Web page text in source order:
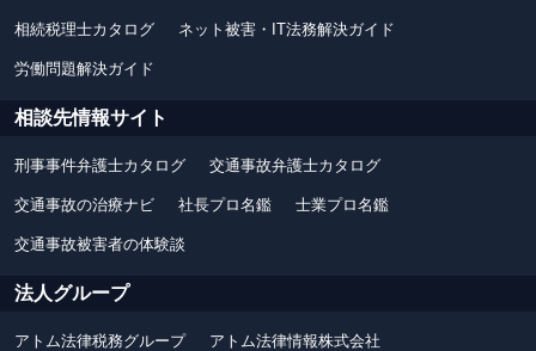
相続税理士カタログ ネット被害・IT法務解決ガイド
労働問題解決ガイド
相談先情報サイト
刑事事件弁護士カタログ 交通事故弁護士カタログ
交通事故の治療ナビ 社長プロ名鑑 士業プロ名鑑
交通事故被害者の体験談
法人グループ
アトム法律税務グループ アトム法律情報株式会社